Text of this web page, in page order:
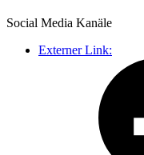
Social Media Kanäle
Externer Link: